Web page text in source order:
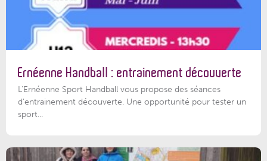
Ernéenne Handball : entrainement découverte
L'Ernéenne Sport Handball vous propose des séances
d'entrainement découverte. Une opportunité pour tester un
sport...